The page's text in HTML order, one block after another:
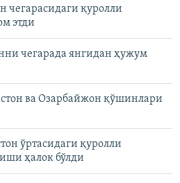
қуролли
этди
чегарада янгидан ҳужум
ва Озарбайжон қўшинлари
ўртасидаги қуролли
ҳалок бўлди